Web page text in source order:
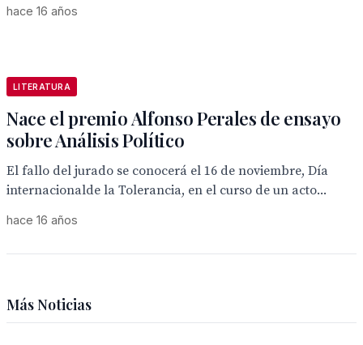
hace 16 años
LITERATURA
Nace el premio Alfonso Perales de ensayo
sobre Análisis Político
El fallo del jurado se conocerá el 16 de noviembre, Día
internacionalde la Tolerancia, en el curso de un acto...
hace 16 años
Más Noticias